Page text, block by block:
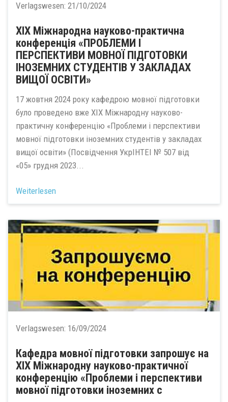
Verlagswesen: 21/10/2024
ХІХ Міжнародна науково-практична
конференція «ПРОБЛЕМИ І
ПЕРСПЕКТИВИ МОВНОЇ ПІДГОТОВКИ
ІНОЗЕМНИХ СТУДЕНТІВ У ЗАКЛАДАХ
ВИЩОЇ ОСВІТИ»
17 жовтня 2024 року кафедрою мовної підготовки
було проведено вже ХІХ Міжнародну науково-
практичну конференцію «Проблеми і перспективи
мовної підготовки іноземних студентів у закладах
вищої освіти» (Посвідчення УкрІНТЕІ № 507 від
«05» грудня 2023...
Weiterlesen
Verlagswesen: 16/09/2024
Кафедра мовної підготовки запрошує на
XIX Міжнародну науково-практичної
конференцію «Проблеми і перспективи
мовної підготовки іноземних с